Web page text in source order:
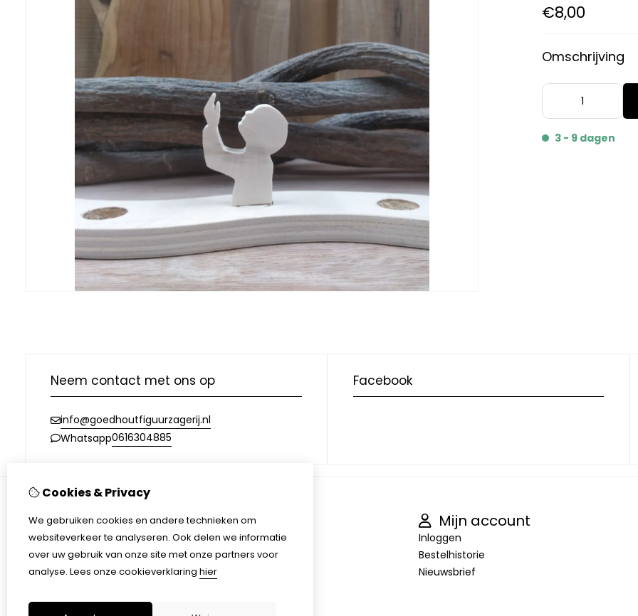
€8,00
Omschrijving
3 - 9 dagen
Neem contact met ons op
info@goedhoutfiguurzagerij.nl
Whatsapp0616304885
Facebook
Informatie
Over ons
Verzending
Disclaimer
Mijn account
Inloggen
Bestelhistorie
Nieuwsbrief
Cookies & Privacy
We gebruiken cookies en andere technieken om
websiteverkeer te analyseren. Ook delen we informatie
over uw gebruik van onze site met onze partners voor
analyse. Lees onze cookieverklaring hier